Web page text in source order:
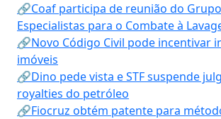
🔗Coaf participa de reunião do
Especialistas para o Combate à
🔗Novo Código Civil pode incentivar
imóveis
🔗Dino pede vista e STF suspende
royalties do petróleo
🔗Fiocruz obtém patente para